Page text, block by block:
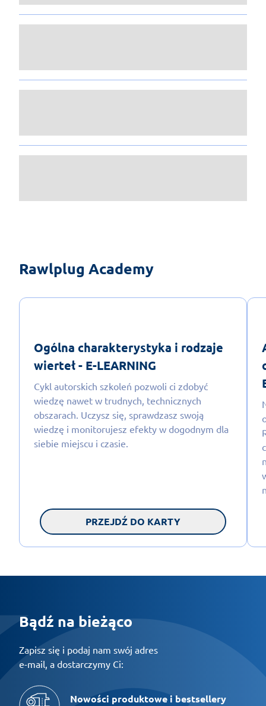
Rawlplug Academy
Ogólna charakterystyka i rodzaje
wierteł - E-LEARNING
Cykl autorskich szkoleń pozwoli ci zdobyć
wiedzę nawet w trudnych, technicznych
obszarach. Uczysz się, sprawdzasz swoją
wiedzę i monitorujesz efekty w dogodnym dla
siebie miejscu i czasie.
PRZEJDŹ DO KARTY
Bądź na bieżąco
Zapisz się i podaj nam swój adres
e-mail, a dostarczymy Ci:
Nowości produktowe i bestsellery